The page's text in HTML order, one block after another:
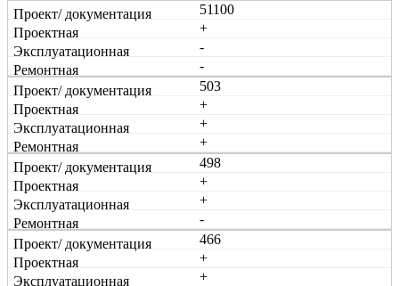
51100
+
-
-
503
+
+
+
498
+
+
-
466
+
+